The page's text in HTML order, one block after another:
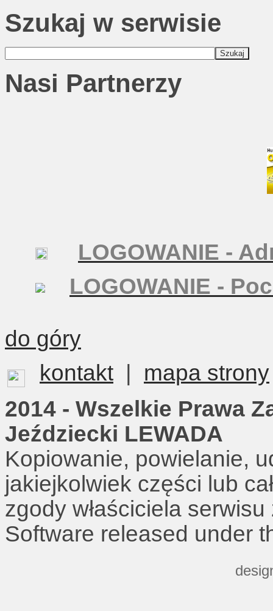
Szukaj w serwisie
Nasi Partnerzy
LOGOWANIE -
LOGOWANIE -
do góry
kontakt
mapa strony
2014 - Wszelkie Prawa
Jeździecki LEWADA
Kopiowanie, powielanie,
jakiejkolwiek części lub
zgody właściciela
Software released under